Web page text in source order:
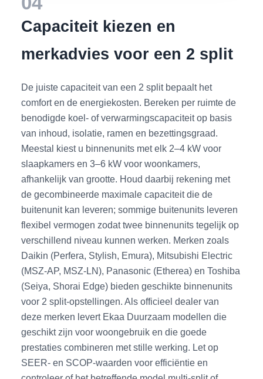
Capaciteit kiezen en
merkadvies voor een 2 split
De juiste capaciteit van een 2 split bepaalt het
comfort en de energiekosten. Bereken per ruimte de
benodigde koel- of verwarmingscapaciteit op basis
van inhoud, isolatie, ramen en bezettingsgraad.
Meestal kiest u binnenunits met elk 2–4 kW voor
slaapkamers en 3–6 kW voor woonkamers,
afhankelijk van grootte. Houd daarbij rekening met
de gecombineerde maximale capaciteit die de
buitenunit kan leveren; sommige buitenunits leveren
flexibel vermogen zodat twee binnenunits tegelijk op
verschillend niveau kunnen werken. Merken zoals
Daikin (Perfera, Stylish, Emura), Mitsubishi Electric
(MSZ-AP, MSZ-LN), Panasonic (Etherea) en Toshiba
(Seiya, Shorai Edge) bieden geschikte binnenunits
voor 2 split-opstellingen. Als officieel dealer van
deze merken levert Ekaa Duurzaam modellen die
geschikt zijn voor woongebruik en die goede
prestaties combineren met stille werking. Let op
SEER- en SCOP-waarden voor efficiëntie en